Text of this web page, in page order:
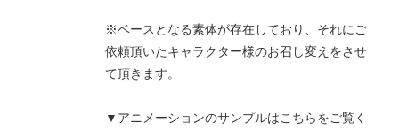
※ベースとなる素体が存在しており、それにご
依頼頂いたキャラクター様のお召し変えをさせ
て頂きます。
▼アニメーションのサンプルはこちらをご覧く